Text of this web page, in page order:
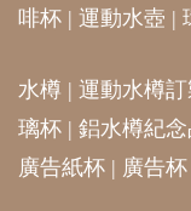
啡杯 | 運動水壺 |
水樽 | 運動水樽訂
璃杯 | 鋁水樽紀念
廣告紙杯 | 廣告杯